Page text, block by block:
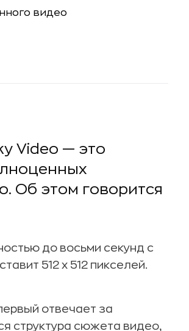
Video — это
Об этом говорится
до восьми секунд с
512 х 512 пикселей.
отвечает за
структура сюжета видео,